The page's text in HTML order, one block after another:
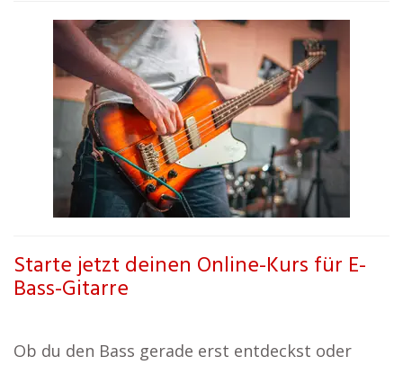
Starte jetzt deinen Online-Kurs für E-
Bass-Gitarre
Ob du den Bass gerade erst entdeckst oder